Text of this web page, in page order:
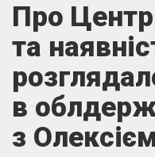
Про
та
в
з